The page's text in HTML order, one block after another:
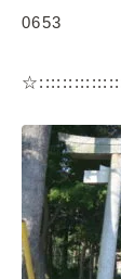
0653